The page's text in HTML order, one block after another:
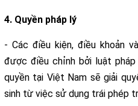
4. Quyền pháp lý
- Các điều kiện, điều khoản
được điều chỉnh bởi luật
quyền tại Việt Nam sẽ giải
sinh từ việc sử dụng trái phép